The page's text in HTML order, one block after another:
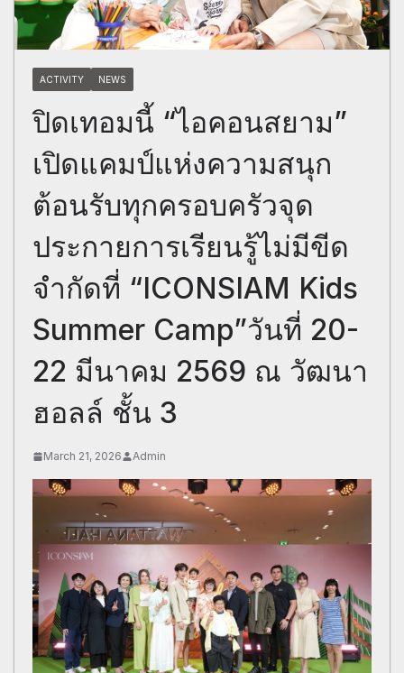
ACTIVITY NEWS
ปิดเทอมนี้ “ไอคอนสยาม”
เปิดแคมป์แห่งความสนุก
ต้อนรับทุกครอบครัวจุด
ประกายการเรียนรู้ไม่มีขีด
จำกัดที่ “ICONSIAM Kids
Summer Camp”วันที่ 20-
22 มีนาคม 2569 ณ วัฒนา
ฮอลล์ ชั้น 3
March 21, 2026 Admin